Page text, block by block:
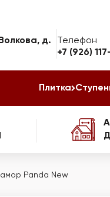
д.
Телефон
+7 (926)
Плитка
Panda New